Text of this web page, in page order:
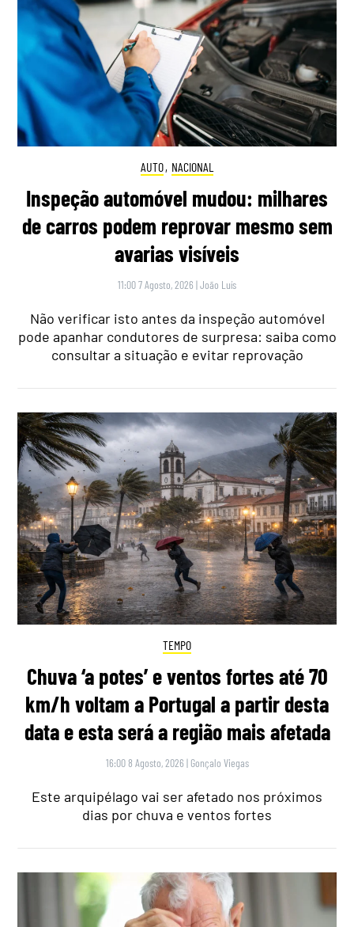
AUTO, NACIONAL
Inspeção automóvel mudou: milhares
de carros podem reprovar mesmo sem
avarias visíveis
11:00 7 Agosto, 2026 |João Luís
Não verificar isto antes da inspeção automóvel
pode apanhar condutores de surpresa: saiba como
consultar a situação e evitar reprovação
TEMPO
Chuva ‘a potes’ e ventos fortes até 70
km/h voltam a Portugal a partir desta
data e esta será a região mais afetada
16:00 8 Agosto, 2026 | Gonçalo Viegas
Este arquipélago vai ser afetado nos próximos
dias por chuva e ventos fortes